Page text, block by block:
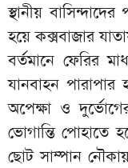
‎স্থানীয়
হয়ে কক্সবাজার
‎বর্তমানে ফেরির
যানবাহন পারাপার
অপেক্ষা ও
ভোগান্তি পোহাতে
ছোট সাম্পান